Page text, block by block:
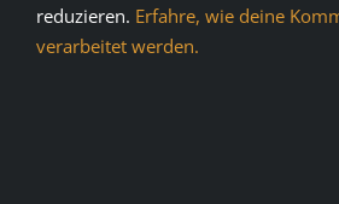
reduzieren. Erfahre, wie deine
verarbeitet werden.